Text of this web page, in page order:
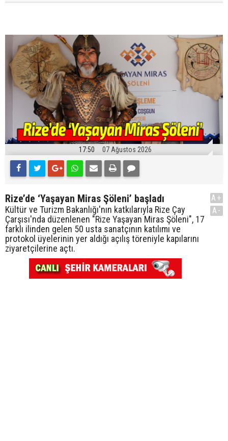
17:50 07 Ağustos 2026
Rize’de ‘Yaşayan Miras Şöleni’ başladı
Kültür ve Turizm Bakanlığı'nın katkılarıyla Rize Çay
Çarşısı'nda düzenlenen "Rize Yaşayan Miras Şöleni", 17
farklı ilinden gelen 50 usta sanatçının katılımı ve
protokol üyelerinin yer aldığı açılış töreniyle kapılarını
ziyaretçilerine açtı.
A+
A-